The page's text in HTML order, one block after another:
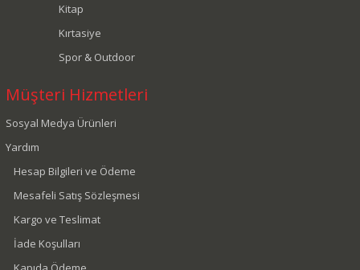
Kitap
Kırtasiye
Spor & Outdoor
Müşteri Hizmetleri
Sosyal Medya Ürünleri
Yardım
Hesap Bilgileri ve Ödeme
Mesafeli Satış Sözleşmesi
Kargo ve Teslimat
İade Koşulları